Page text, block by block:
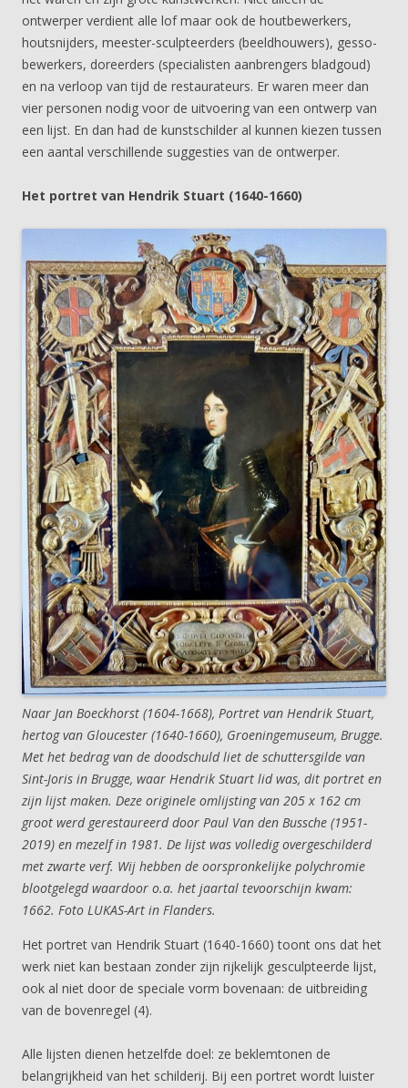
ontwerper verdient alle lof maar ook de houtbewerkers,
houtsnijders, meester-sculpteerders (beeldhouwers), gesso-
bewerkers, doreerders (specialisten aanbrengers bladgoud)
en na verloop van tijd de restaurateurs. Er waren meer dan
vier personen nodig voor de uitvoering van een ontwerp van
een lijst. En dan had de kunstschilder al kunnen kiezen tussen
een aantal verschillende suggesties van de ontwerper.
Het portret van Hendrik Stuart (1640-1660)
Naar Jan Boeckhorst (1604-1668), Portret van Hendrik Stuart,
hertog van Gloucester (1640-1660), Groeningemuseum, Brugge.
Met het bedrag van de doodschuld liet de schuttersgilde van
Sint-Joris in Brugge, waar Hendrik Stuart lid was, dit portret en
zijn lijst maken. Deze originele omlijsting van 205 x 162 cm
groot werd gerestaureerd door Paul Van den Bussche (1951-
2019) en mezelf in 1981. De lijst was volledig overgeschilderd
met zwarte verf. Wij hebben de oorspronkelijke polychromie
blootgelegd waardoor o.a. het jaartal tevoorschijn kwam:
1662. Foto LUKAS-Art in Flanders.
Het portret van Hendrik Stuart (1640-1660) toont ons dat het
werk niet kan bestaan zonder zijn rijkelijk gesculpteerde lijst,
ook al niet door de speciale vorm bovenaan: de uitbreiding
van de bovenregel (4).
Alle lijsten dienen hetzelfde doel: ze beklemtonen de
belangrijkheid van het schilderij. Bij een portret wordt luister